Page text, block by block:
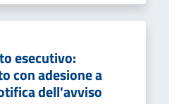
esecutivo:
con adesione a
dell'avviso